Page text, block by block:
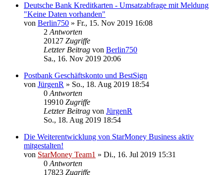
Deutsche Bank Kreditkarten - Umsatzabfrage mit Meldung
"Keine Daten vorhanden"
von Berlin750 » Fr., 15. Nov 2019 16:08
2 Antworten
20127 Zugriffe
Letzter Beitrag von Berlin750
Sa., 16. Nov 2019 20:06
Postbank Geschäftskonto und BestSign
von JürgenR » So., 18. Aug 2019 18:54
0 Antworten
19910 Zugriffe
Letzter Beitrag von JürgenR
So., 18. Aug 2019 18:54
Die Weiterentwicklung von StarMoney Business aktiv
mitgestalten!
von StarMoney Team1 » Di., 16. Jul 2019 15:31
0 Antworten
17823 Zugriffe